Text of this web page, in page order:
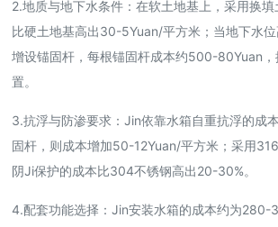
2.地质与地下水条件：在软土地基上，采用换
比硬土地基高出30-5Yuan/平方米；当地下水
增设锚固杆，每根锚固杆成本约500-80Yuan
置。
3.抗浮与防渗要求：Jin依靠水箱自重抗浮的成
固杆，则成本增加50-12Yuan/平方米；采用
阴Ji保护的成本比304不锈钢高出20-30%。
4.配套功能选择：Jin安装水箱的成本约为280-